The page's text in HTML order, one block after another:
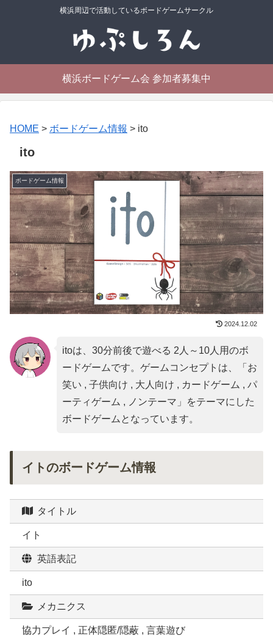
横浜周辺で活動しているボードゲームサークル
横浜ボードゲーム会 参加者募集中
HOME > ボードゲーム情報 > ito
ito
ボードゲーム情報
2024.12.02
itoは、30分前後で遊べる 2人～10人用のボ
ードゲームです。ゲームコンセプトは、「 お
笑い , 子供向け , 大人向け , カードゲーム , パ
ーティゲーム , ノンテーマ 」をテーマにした
ボードゲームとなっています。
イトのボードゲーム情報
タイトル
イト
英語表記
ito
メカニクス
協力プレイ , 正体隠匿/隠蔽 , 言葉遊び